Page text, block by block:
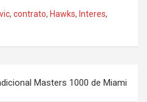
, contrato, Hawks, Interes,
Masters 1000 de Miami